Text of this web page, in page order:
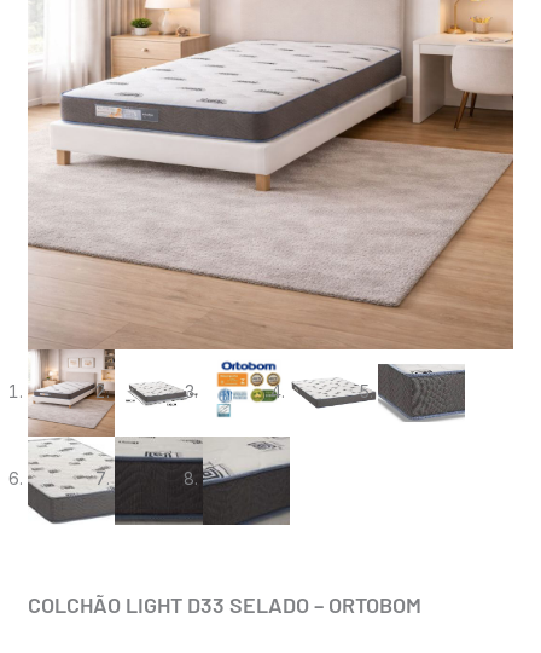
COLCHÃO LIGHT D33 SELADO – ORTOBOM